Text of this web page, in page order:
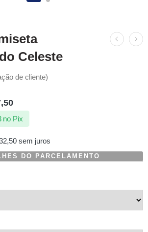
Celeste
de cliente)
sem juros
no Pix
DO PARCELAMENTO